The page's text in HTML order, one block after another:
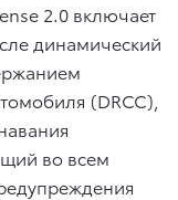
2.0 включает
динамический
(DRCC),
во всем